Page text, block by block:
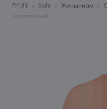
FH.BY Sale Женщинам
однотонный